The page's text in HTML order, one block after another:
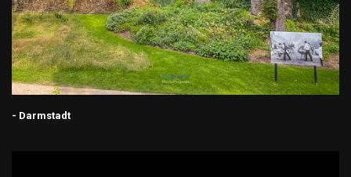
- Darmstadt